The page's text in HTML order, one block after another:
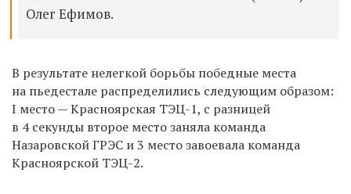
Олег Ефимов.
В результате нелегкой борьбы победные места
на пьедестале распределились следующим образом:
I место — Красноярская ТЭЦ-1, с разницей
в 4 секунды второе место заняла команда
Назаровской ГРЭС и 3 место завоевала команда
Красноярской ТЭЦ-2.